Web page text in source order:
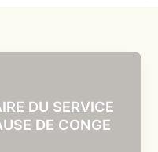
DU SERVICE
DE CONGE